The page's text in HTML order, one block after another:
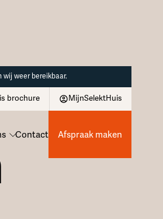
weer bereikbaar.
Contact
brochure MijnSelektHuis
Afspraak maken